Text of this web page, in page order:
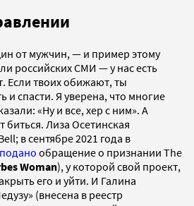
от мужчин, — и пример этому
российских СМИ — у нас есть
Если твоих обижают, ты
и спасти. Я уверена, что многие
«Ну и все, хер с ним». А
Лиза Осетинская
в сентябре 2021 года в
обращение о признании The
Woman), у которой свой проект,
его и уйти. И Галина
(внесена в реестр